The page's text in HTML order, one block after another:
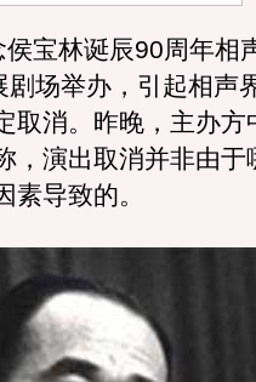
宝林诞辰90周年相
场举办，引起相声
取消。昨晚，主办方
，演出取消并非由于
导致的。